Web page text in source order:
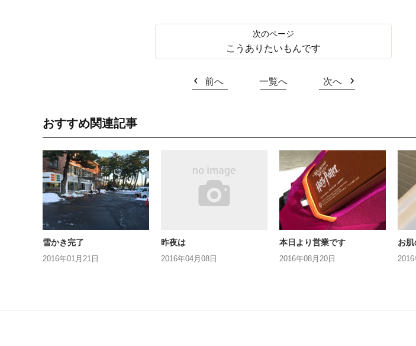
こうありたいもんです
前へ 一覧へ 次へ
おすすめ関連記事
雪かき完了
2016年01月21日
昨夜は
2016年04月08日
本日より営業です
2016年08月20日
お
2016